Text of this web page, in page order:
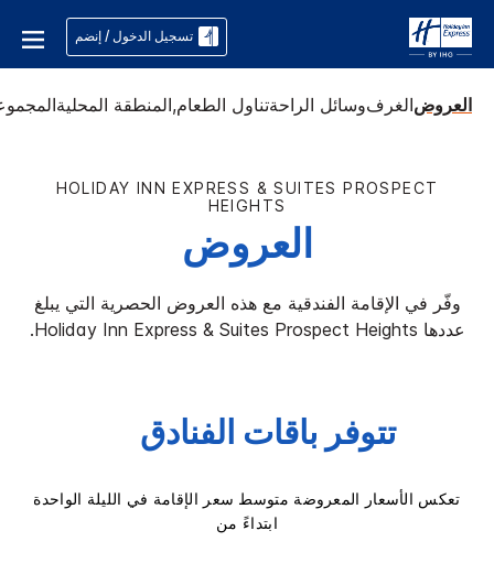
تسجيل الدخول / إنضم
العروضالغرفوسائل الراحةتناول الطعام,المنطقة المحلية
HOLIDAY INN EXPRESS & SUITES PROSPECT
HEIGHTS
العروض
وفّر في الإقامة الفندقية مع هذه العروض الحصرية التي يبلغ
عددها
Holiday Inn Express & Suites Prospect Heights
.
تتوفر باقات الفنادق
تعكس الأسعار المعروضة متوسط سعر الإقامة في الليلة الواحدة
ابتداءً من